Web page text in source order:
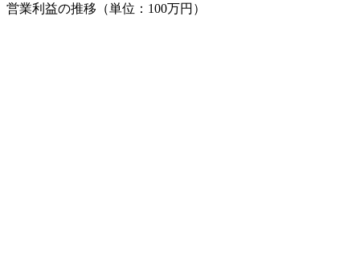
営業利益の推移（単位：100万円）